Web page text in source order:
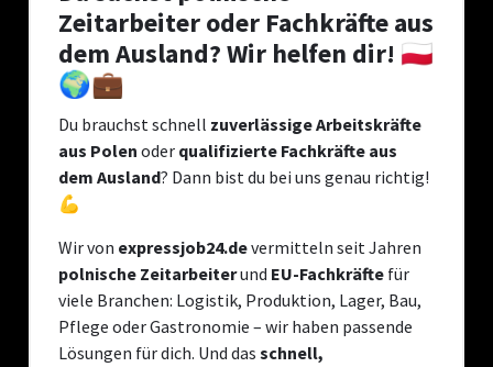
Zeitarbeiter oder Fachkräfte aus
dem Ausland? Wir helfen dir! 🇵🇱
🌍💼
Du brauchst schnell zuverlässige Arbeitskräfte
aus Polen oder qualifizierte Fachkräfte aus
dem Ausland? Dann bist du bei uns genau richtig!
💪
Wir von expressjob24.devermitteln seit Jahren
polnische Zeitarbeiterund EU-Fachkräfte für
viele Branchen: Logistik, Produktion, Lager, Bau,
Pflege oder Gastronomie – wir haben passende
Lösungen für dich. Und das schnell,